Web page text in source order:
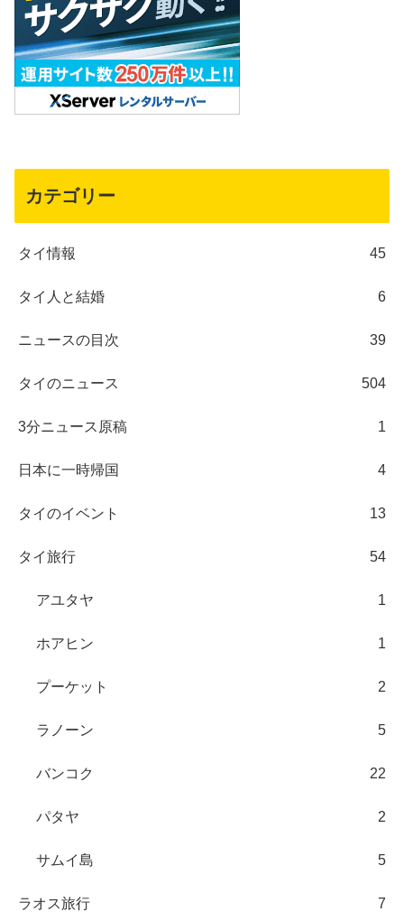
カテゴリー
タイ情報 45
タイ人と結婚 6
ニュースの目次 39
タイのニュース 504
3分ニュース原稿 1
日本に一時帰国 4
タイのイベント 13
タイ旅行 54
アユタヤ 1
ホアヒン 1
プーケット 2
ラノーン 5
バンコク 22
パタヤ 2
サムイ島 5
ラオス旅行 7